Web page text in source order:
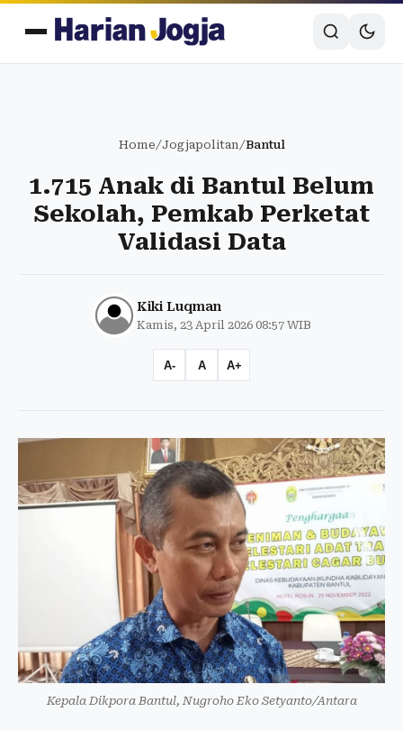
Home/Jogjapolitan/Bantul
1.715 Anak di Bantul Belum
Sekolah, Pemkab Perketat
Validasi Data
Kiki Luqman
Kamis, 23 April 2026 08:57 WIB
A- A A+
Kepala Dikpora Bantul, Nugroho Eko Setyanto/Antara